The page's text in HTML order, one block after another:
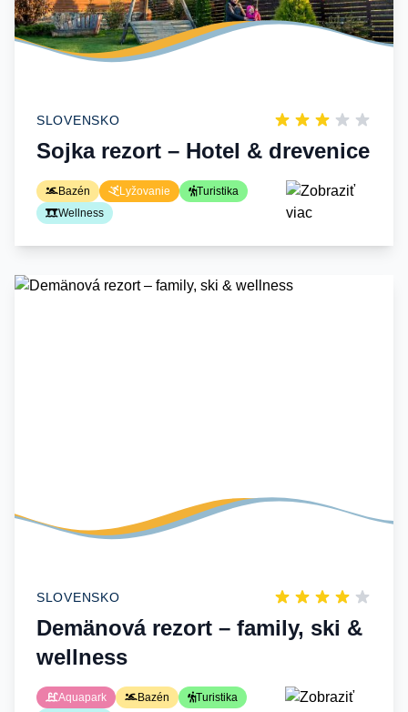
SLOVENSKO
Sojka rezort – Hotel & drevenice
Bazén Lyžovanie
Turistika
Wellness
SLOVENSKO
Demänová rezort – family, ski &
wellness
Aquapark Bazén
Turistika